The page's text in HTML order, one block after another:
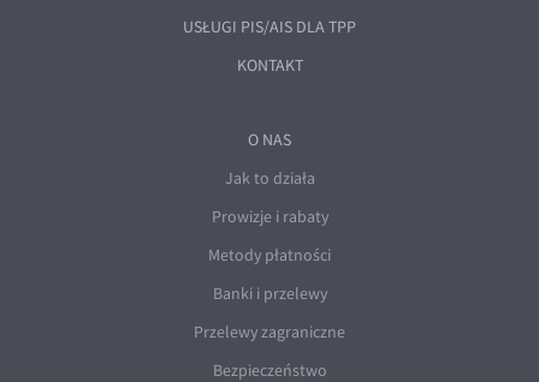
USŁUGI PIS/AIS DLA TPP
KONTAKT
O NAS
Jak to działa
Prowizje i rabaty
Metody płatności
Banki i przelewy
Przelewy zagraniczne
Bezpieczeństwo